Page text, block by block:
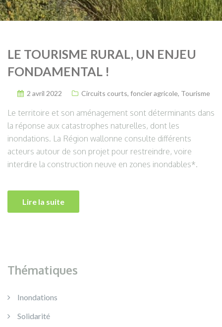
LE TOURISME RURAL, UN ENJEU
FONDAMENTAL !
2 avril 2022 Circuits courts, foncier agricole, Tourisme
Le territoire et son aménagement sont déterminants dans
la réponse aux catastrophes naturelles, dont les
inondations. La Région wallonne consulte différents
acteurs autour de son projet pour restreindre, voire
interdire la construction neuve en zones inondables*.
Lire la suite
Thématiques
Inondations
Solidarité